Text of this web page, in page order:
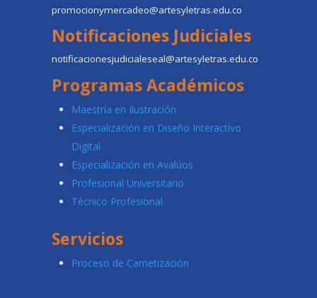
promocionymercadeo@artesyletras.edu.co
Notificaciones Judiciales
notificacionesjudicialeseal@artesyletras.edu.co
Programas Académicos
Maestría en Ilustración
Especialización en Diseño Interactivo
Digital
Especialización en Avalúos
Profesional Universitario
Técnico Profesional
Servicios
Proceso de Carnetización